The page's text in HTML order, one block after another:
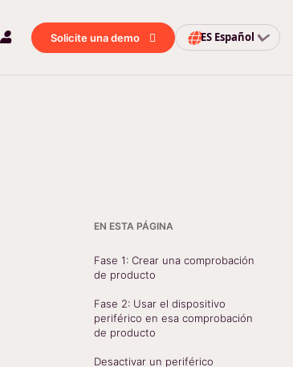
Solicite una demo ES Español
EN ESTA PÁGINA
Fase 1: Crear una comprobación
de producto
Fase 2: Usar el dispositivo
periférico en esa comprobación
de producto
Desactivar un periférico